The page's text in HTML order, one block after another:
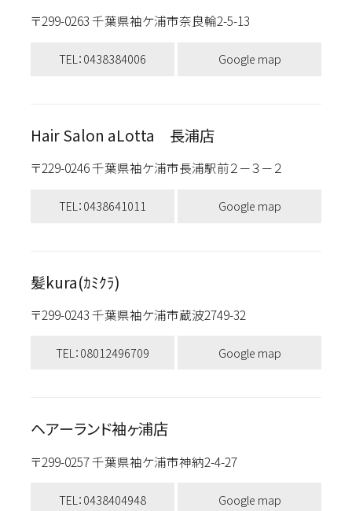
〒299-0263 千葉県袖ケ浦市奈良輪2-5-13
TEL：0438384006 Google map
Hair Salon aLotta 長浦店
〒229-0246 千葉県袖ケ浦市長浦駅前２－３－２
TEL：0438641011 Google map
髪kura(ｶﾐｸﾗ)
〒299-0243 千葉県袖ケ浦市蔵波2749-32
TEL：08012496709 Google map
ヘアーランド袖ヶ浦店
〒299-0257 千葉県袖ケ浦市神納2-4-27
TEL：0438404948 Google map